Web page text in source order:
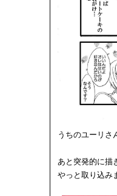
うちのユーリ
あと突発的に描
やっと取り込み